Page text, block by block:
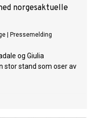
norgesaktuelle
Pressemelding
og Giulia
stor stand som oser av